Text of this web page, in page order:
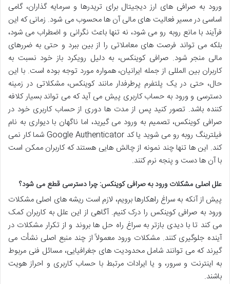
ورود به صرافی های ارز دیجیتال برای تریدرها و سرمایه گذاران، گامی
اساسی در مسیر فعالیت های مالی آن ها محسوب می شود. زمانی که این
فرآیند با مانع روبه رو می شود، نه تنها باعث نگرانی و اضطراب می شود،
بلکه می تواند فرصت های معاملاتی را از بین ببرد و حتی به ضررهای
مالی منجر شود. صرافی کوینکس، به دلیل رویکرد باز خود نسبت به
کاربران بین المللی از جمله ایرانیان، همواره مورد توجه بوده است. با این
حال، حتی در یک پلتفرم پرطرفدار مانند کوینکس، مشکلاتی در زمینه
دسترسی و ورود به حساب کاربری پیش می آید که می تواند بسیار کلافه
کننده باشد. تصور کنید پس از مدت ها دوری از حساب کاربری خود در
صرافی کوینکس، تصمیم به ورود می گیرید، اما ناگهان با دیواری به نام
فیلترینگ روبه رو می شوید یا کد Google Authenticator شما کار نمی
کند. این ها تنها چند نمونه از چالش هایی هستند که کاربران ممکن است
با آن ها دست و پنجه نرم کنند.
علل اصلی مشکلات ورود به صرافی کوینکس: چرا دسترسی قطع می شود؟
پیش از آنکه به سراغ راهکارها برویم، لازم است ریشه های اصلی مشکلات
ورود به صرافی کوینکس را درک کنیم. آگاهی از این علل به کاربران کمک
می کند تا با دیدی بازتر به سراغ راه حل ها بروند و از تکرار مشکلات در
آینده جلوگیری کنند. مشکلات ورود معمولاً از چند منبع اصلی نشأت می
گیرند که می توانند شامل محدودیت های جغرافیایی، مسائل فنی مربوط
به اینترنت و سرور، و یا ایرادات مرتبط با حساب کاربری و احراز هویت
باشند.